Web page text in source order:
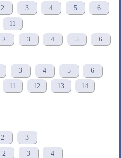
2 3 4 5 6
11
2 3 4 5 6
3 4 5 6
11 12 13 14
2 3
2 3 4